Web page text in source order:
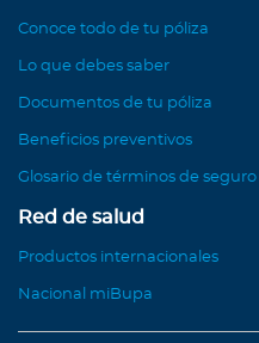
Conoce todo de tu póliza
Lo que debes saber
Documentos de tu póliza
Beneficios preventivos
Glosario de términos de seguro
Red de salud
Productos internacionales
Nacional miBupa